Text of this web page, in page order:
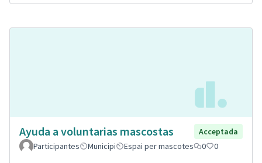
Ayuda a voluntarias mascostas
Acceptada
Participantes
Municipi Espai per mascotes 0 0